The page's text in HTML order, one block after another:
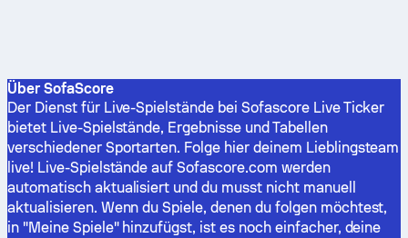
Über SofaScore
Der Dienst für Live-Spielstände bei Sofascore Live Ticker
bietet Live-Spielstände, Ergebnisse und Tabellen
verschiedener Sportarten. Folge hier deinem Lieblingsteam
live! Live-Spielstände auf Sofascore.com werden
automatisch aktualisiert und du musst nicht manuell
aktualisieren. Wenn du Spiele, denen du folgen möchtest,
in "Meine Spiele" hinzufügst, ist es noch einfacher, deine